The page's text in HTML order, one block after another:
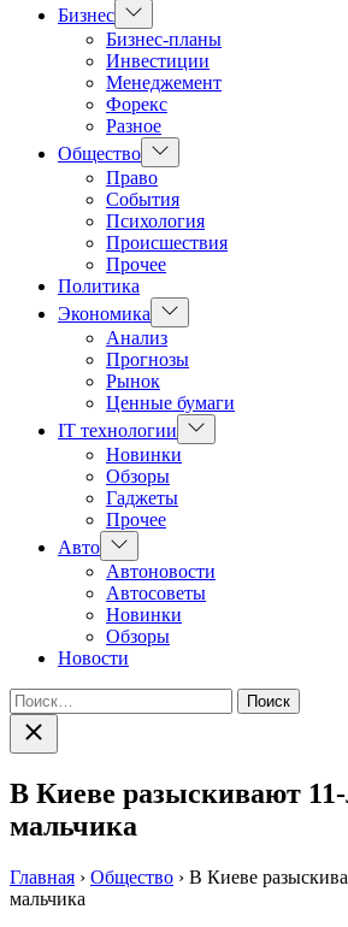
Бизнес Показать
подменю
Бизнес-планы
Инвестиции
Менеджемент
Форекс
Разное
Общество Показать
подменю
Право
События
Психология
Происшествия
Прочее
Политика
Экономика
Показать
подменю
Анализ
Прогнозы
Рынок
Ценные бумаги
IT технологии
Показать
подменю
Новинки
Обзоры
Гаджеты
Прочее
Авто Показать
подменю
Автоновости
Автосоветы
Новинки
Обзоры
Новости
Найти:
Закрыть
поиск
В Киеве разыскивают 11-
мальчика
Главная › Общество › В Киеве
мальчика